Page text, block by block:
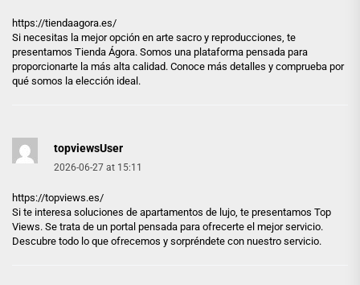
https://tiendaagora.es/
Si necesitas la mejor opción en arte sacro y reproducciones, te
presentamos Tienda Ágora. Somos una plataforma pensada para
proporcionarte la más alta calidad. Conoce más detalles y comprueba por
qué somos la elección ideal.
topviewsUser
2026-06-27 at 15:11
https://topviews.es/
Si te interesa soluciones de apartamentos de lujo, te presentamos Top
Views. Se trata de un portal pensada para ofrecerte el mejor servicio.
Descubre todo lo que ofrecemos y sorpréndete con nuestro servicio.